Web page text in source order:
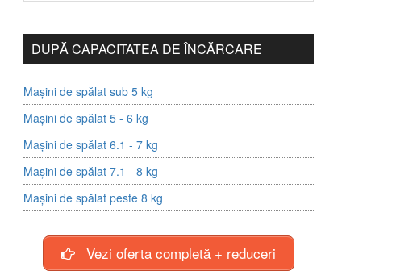
DUPĂ CAPACITATEA DE ÎNCĂRCARE
Mașini de spălat sub 5 kg
Mașini de spălat 5 - 6 kg
Mașini de spălat 6.1 - 7 kg
Mașini de spălat 7.1 - 8 kg
Mașini de spălat peste 8 kg
Vezi oferta completă + reduceri